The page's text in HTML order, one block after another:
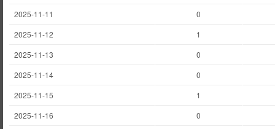
2025-11-11
0
2025-11-12
1
2025-11-13
0
2025-11-14
0
2025-11-15
1
2025-11-16
0